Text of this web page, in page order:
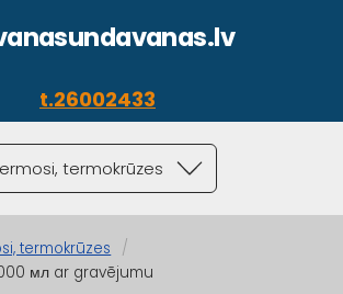
t.26002433
termokrūzes
termokrūzes
мл ar gravējumu